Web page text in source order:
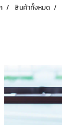
สินค้าทั้งหมด